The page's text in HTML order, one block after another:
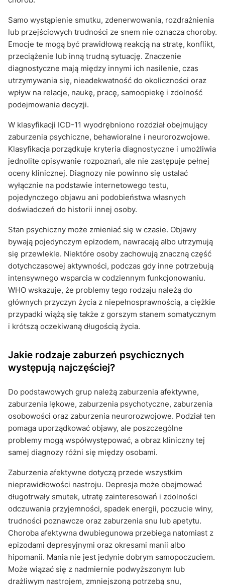
Samo wystąpienie smutku, zdenerwowania, rozdrażnienia
lub przejściowych trudności ze snem nie oznacza choroby.
Emocje te mogą być prawidłową reakcją na stratę, konflikt,
przeciążenie lub inną trudną sytuację. Znaczenie
diagnostyczne mają między innymi ich nasilenie, czas
utrzymywania się, nieadekwatność do okoliczności oraz
wpływ na relacje, naukę, pracę, samoopiekę i zdolność
podejmowania decyzji.
W klasyfikacji ICD-11 wyodrębniono rozdział obejmujący
zaburzenia psychiczne, behawioralne i neurorozwojowe.
Klasyfikacja porządkuje kryteria diagnostyczne i umożliwia
jednolite opisywanie rozpoznań, ale nie zastępuje pełnej
oceny klinicznej. Diagnozy nie powinno się ustalać
wyłącznie na podstawie internetowego testu,
pojedynczego objawu ani podobieństwa własnych
doświadczeń do historii innej osoby.
Stan psychiczny może zmieniać się w czasie. Objawy
bywają pojedynczym epizodem, nawracają albo utrzymują
się przewlekle. Niektóre osoby zachowują znaczną część
dotychczasowej aktywności, podczas gdy inne potrzebują
intensywnego wsparcia w codziennym funkcjonowaniu.
WHO wskazuje, że problemy tego rodzaju należą do
głównych przyczyn życia z niepełnosprawnością, a ciężkie
przypadki wiążą się także z gorszym stanem somatycznym
i krótszą oczekiwaną długością życia.
Jakie rodzaje zaburzeń psychicznych
występują najczęściej?
Do podstawowych grup należą zaburzenia afektywne,
zaburzenia lękowe, zaburzenia psychotyczne, zaburzenia
osobowości oraz zaburzenia neurorozwojowe. Podział ten
pomaga uporządkować objawy, ale poszczególne
problemy mogą współwystępować, a obraz kliniczny tej
samej diagnozy różni się między osobami.
Zaburzenia afektywne dotyczą przede wszystkim
nieprawidłowości nastroju. Depresja może obejmować
długotrwały smutek, utratę zainteresowań i zdolności
odczuwania przyjemności, spadek energii, poczucie winy,
trudności poznawcze oraz zaburzenia snu lub apetytu.
Choroba afektywna dwubiegunowa przebiega natomiast z
epizodami depresyjnymi oraz okresami manii albo
hipomanii. Mania nie jest jedynie dobrym samopoczuciem.
Może wiązać się z nadmiernie podwyższonym lub
drażliwym nastrojem, zmniejszoną potrzebą snu,